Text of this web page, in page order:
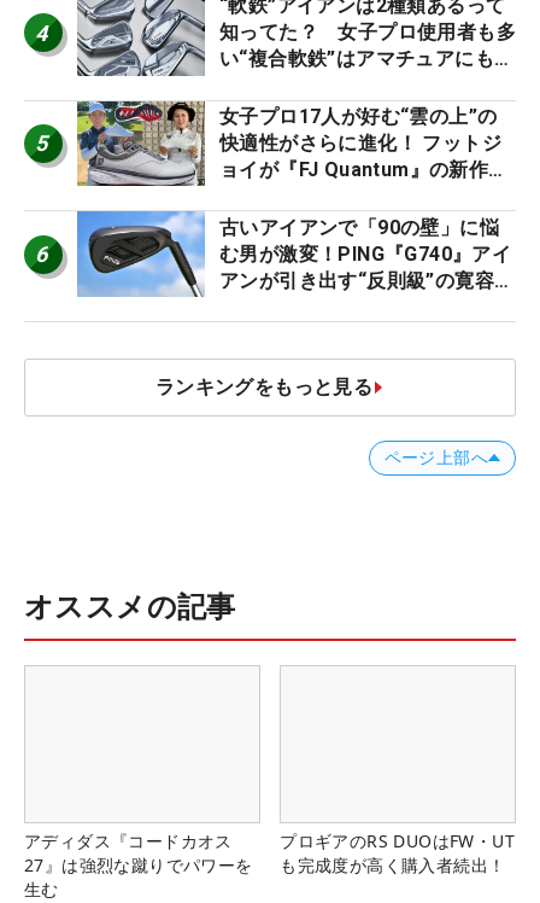
4
“軟鉄”アイアンは2種類あるって
知ってた？ 女子プロ使用者も多
い“複合軟鉄”はアマチュアにもオ
5
女子プロ17人が好む“雲の上”の
快適性がさらに進化！ フットジ
ョイが『FJ Quantum』の新作を
6
古いアイアンで「90の壁」に悩
む男が激変！PING『G740』アイ
アンが引き出す“反則級”の寛容性
ランキングをもっと見る
ページ上部へ
オススメの記事
アディダス『コードカオス
27』は強烈な蹴りでパワーを
生む
プロギアのRS DUOはFW・UT
も完成度が高く購入者続出！